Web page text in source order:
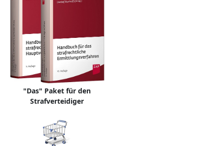
"Das" Paket für den
Strafverteidiger